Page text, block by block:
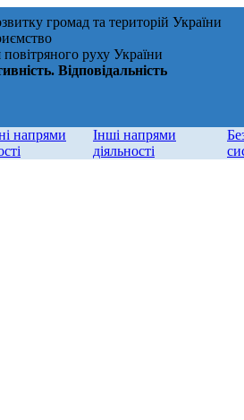
громад та територій України
руху України
Відповідальність
напрями
Інші напрями
діяльності